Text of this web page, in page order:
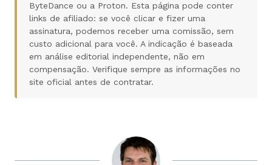
ByteDance ou a Proton. Esta página pode conter
links de afiliado: se você clicar e fizer uma
assinatura, podemos receber uma comissão, sem
custo adicional para você. A indicação é baseada
em análise editorial independente, não em
compensação. Verifique sempre as informações no
site oficial antes de contratar.